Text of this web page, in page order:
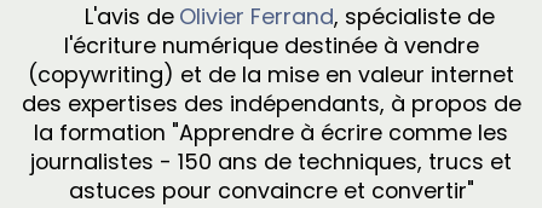
L'avis de Olivier Ferrand, spécialiste de
l'écriture numérique destinée à vendre
(copywriting) et de la mise en valeur internet
des expertises des indépendants, à propos de
la formation "Apprendre à écrire comme les
journalistes - 150 ans de techniques, trucs et
astuces pour convaincre et convertir"